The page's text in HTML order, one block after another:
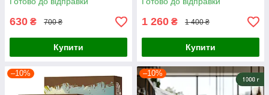
630 ₴ 700 ₴
Купити
1 260 ₴ 1 400 ₴
Купити
–10% –10%